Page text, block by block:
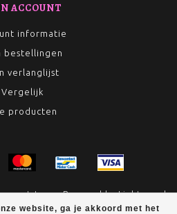
website, ga je akkoord met het
ACCOUNT
informatie
bestellingen
verlanglijst
Vergelijk
producten
- Powered byLightspeed
by Dyvelopment